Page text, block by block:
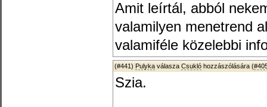
Amit leírtál, abból
valamilyen menetrend
valamiféle közelebbi
(#441) Pulyka válasza Csukló hozzászólására (
Szia.